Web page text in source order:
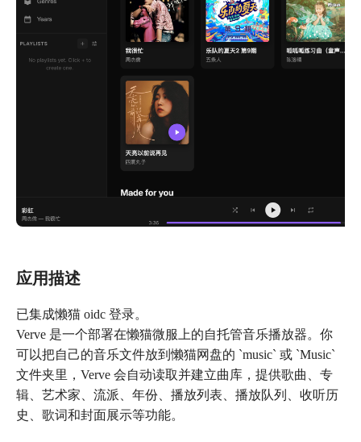
应用描述
已集成懒猫 oidc 登录。
Verve 是一个部署在懒猫微服上的自托管音乐播放器。你
可以把自己的音乐文件放到懒猫网盘的 `music` 或 `Music`
文件夹里，Verve 会自动读取并建立曲库，提供歌曲、专
辑、艺术家、流派、年份、播放列表、播放队列、收听历
史、歌词和封面展示等功能。